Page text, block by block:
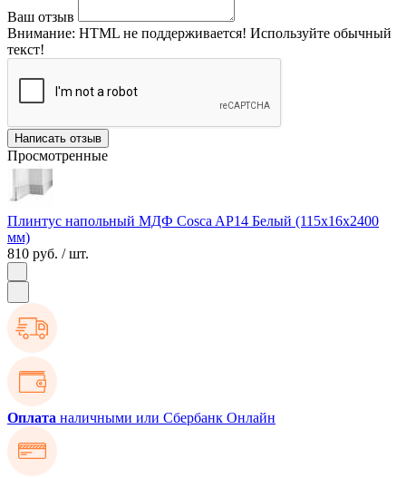
Ваш отзыв
Внимание: HTML не поддерживается! Используйте обычный
текст!
Написать отзыв
Просмотренные
Плинтус напольный МДФ Cosca AP14 Белый (115х16х2400
мм)
810 руб. / шт.
Оплата наличными или Сбербанк Онлайн